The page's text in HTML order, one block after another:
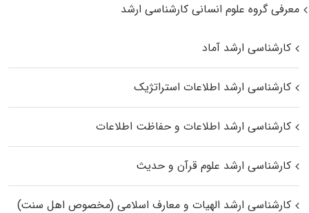
معرفی گروه علوم انسانی کارشناسی ارشد
کارشناسی ارشد آماد
کارشناسی ارشد اطلاعات استراتژیک
کارشناسی ارشد اطلاعات و حفاظت اطلاعات
کارشناسی ارشد علوم قرآن و حدیث
کارشناسی ارشد الهیات و معارف اسلامی (مخصوص اهل سنت)